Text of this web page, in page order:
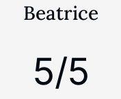
Beatrice
5/5